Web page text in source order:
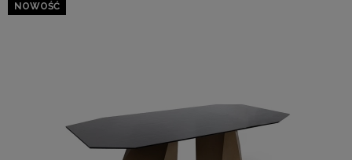
NOWOŚĆ